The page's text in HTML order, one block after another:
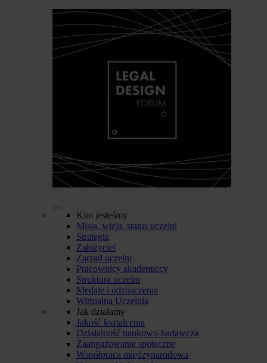
Kim jesteśmy
Misja, wizja, status uczelni
Strategia
Założyciel
Zarząd uczelni
Pracownicy akademiccy
Struktura uczelni
Medale i odznaczenia
Wirtualna Uczelnia
Jak działamy
Jakość kształcenia
Działalność naukowo-badawcza
Zaangażowanie społeczne
Współpraca międzynarodowa